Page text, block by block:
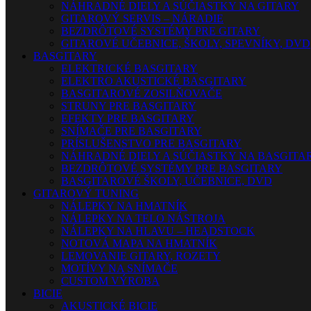
NÁHRADNÉ DIELY A SÚČIASTKY NA GITARY
GITAROVÝ SERVIS – NÁRADIE
BEZDRÔTOVÉ SYSTÉMY PRE GITARY
GITAROVÉ UČEBNICE, ŠKOLY, SPEVNÍKY, DVD
BASGITARY
ELEKTRICKÉ BASGITARY
ELEKTRO AKUSTICKÉ BASGITARY
BASGITAROVÉ ZOSILŇOVAČE
STRUNY PRE BASGITARY
EFEKTY PRE BASGITARY
SNÍMAČE PRE BASGITARY
PRÍSLUŠENSTVO PRE BASGITARY
NÁHRADNÉ DIELY A SÚČIASTKY NA
BEZDRÔTOVÉ SYSTÉMY PRE BASGITARY
BASGITAROVÉ ŠKOLY, UČEBNICE, DVD
GITAROVÝ TUNING
NÁLEPKY NA HMATNÍK
NÁLEPKY NA TELO NÁSTROJA
NÁLEPKY NA HLAVU – HEADSTOCK
NOTOVÁ MAPA NA HMATNÍK
LEMOVANIE GITARY, ROZETY
MOTÍVY NA SNÍMAČE
CUSTOM VÝROBA
BICIE
AKUSTICKÉ BICIE